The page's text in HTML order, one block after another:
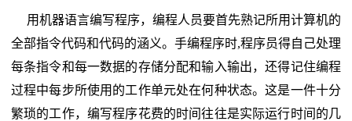
用机器语言编写程序，编程人员要首先熟记所用计算机的
全部指令代码和代码的涵义。手编程序时,程序员得自己处理
每条指令和每一数据的存储分配和输入输出，还得记住编程
过程中每步所使用的工作单元处在何种状态。这是一件十分
繁琐的工作，编写程序花费的时间往往是实际运行时间的几